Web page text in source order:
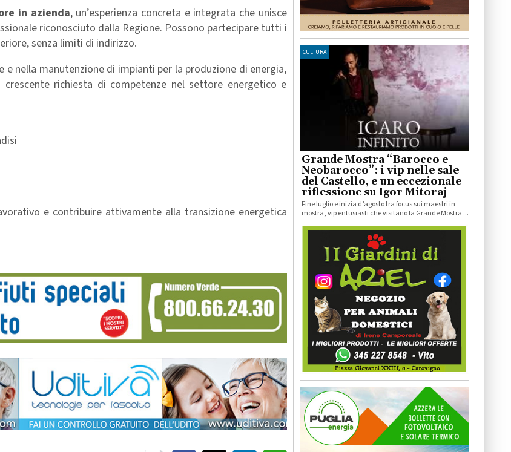
in azienda, un’esperienza concreta e integrata che unisce
riconosciuto dalla Regione. Possono partecipare tutti i
senza limiti di indirizzo.
nella manutenzione di impianti per la produzione di energia,
richiesta di competenze nel settore energetico e
e contribuire attivamente alla transizione energetica
CULTURA
Grande Mostra “Barocco e
Neobarocco”: i vip nelle sale
del Castello, e un eccezionale
riflessione su Igor Mitoraj
Fine luglio e inizia d’agosto tra focus sui maestri in
mostra, vip entusiasti che visitano la Grande Mostra ...